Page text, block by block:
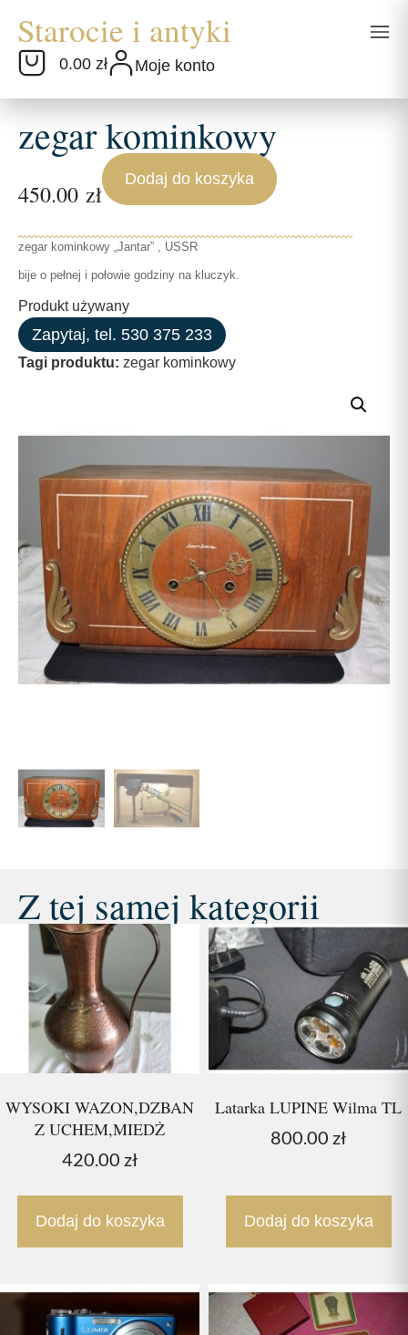
0.00 zł Moje konto
zegar kominkowy
450.00 zł
Dodaj do koszyka
zegar kominkowy „Jantar” , USSR
bije o pełnej i połowie godziny na kluczyk.
Produkt używany
Zapytaj, tel. 530 375 233
Tagi produktu: zegar kominkowy
Z tej samej kategorii
WYSOKI WAZON,DZBAN
Z UCHEM,MIEDŻ
420.00 zł
Dodaj do koszyka
Latarka LUPINE Wilma TL
800.00 zł
Dodaj do koszyka